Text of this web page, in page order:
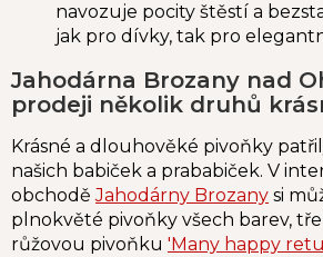
navozuje pocity štěstí a
jak pro dívky, tak pro
Jahodárna Brozany nad
prodeji několik druhů
Krásné a dlouhověké pivoňky
našich babiček a prababiček. V
obchoděJahodárny Brozany si
plnokvěté pivoňky všech barev,
růžovou pivoňku 'Many happy